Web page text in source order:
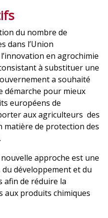
du nombre de
dans l’Union
en agrochimie
à substituer une
a souhaité
démarche pour mieux
européens de
aux agriculteurs des
matière de protection des
approche est une
développement et du
afin de réduire la
aux produits chimiques